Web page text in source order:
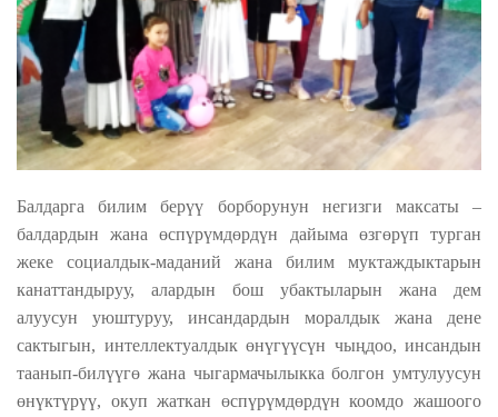
Балдарга билим берүү борборунун негизги максаты –
балдардын жана өспүрүмдөрдүн дайыма өзгөрүп турган
жеке социалдык-маданий жана билим муктаждыктарын
канаттандыруу, алардын бош убактыларын жана дем
алуусун уюштуруу, инсандардын моралдык жана дене
сактыгын, интеллектуалдык өнүгүүсүн чыңдоо, инсандын
таанып-билүүгө жана чыгармачылыкка болгон умтулуусун
өнүктүрүү, окуп жаткан өспүрүмдөрдүн коомдо жашоого